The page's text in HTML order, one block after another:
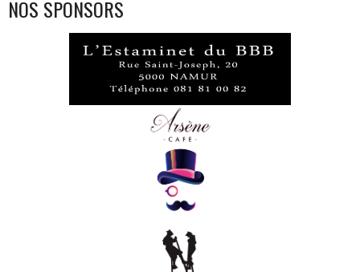
NOS SPONSORS